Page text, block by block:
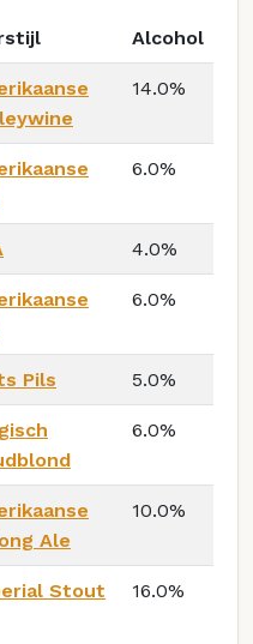
Alcohol
14.0%
6.0%
4.0%
6.0%
Pils 5.0%
6.0%
Ale
10.0%
Stout 16.0%